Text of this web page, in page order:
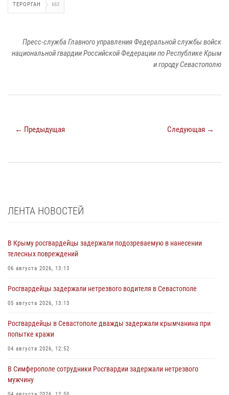
ТЕРОРГАН 663
Пресс-служба Главного управления Федеральной службы войск
национальной гвардии Российской Федерации по Республике Крым
и городу Севастополю
← Предыдущая Следующая →
ЛЕНТА НОВОСТЕЙ
В Крыму росгвардейцы задержали подозреваемую в нанесении
телесных повреждений
06 августа 2026, 13:13
Росгвардейцы задержали нетрезвого водителя в Севастополе
05 августа 2026, 13:13
Росгвардейцы в Севастополе дважды задержали крымчанина при
попытке кражи
04 августа 2026, 12:52
В Симферополе сотрудники Росгвардии задержали нетрезвого
мужчину